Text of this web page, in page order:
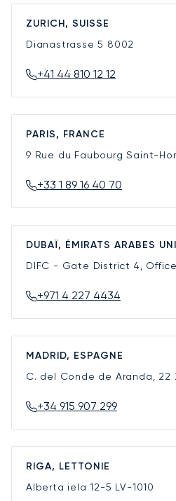
ZURICH, SUISSE
Dianastrasse 5 8002
+41 44 810 12 12
PARIS, FRANCE
9 Rue du Faubourg Saint-
+33 1 89 16 40 70
DUBAÏ, ÉMIRATS ARABES
DIFC - Gate District 4,
+971 4 227 4434
MADRID, ESPAGNE
C. del Conde de Aranda, 22
+34 915 907 299
RIGA, LETTONIE
Alberta iela 12-5 LV-1010